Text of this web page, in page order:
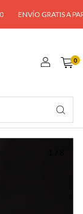
ENVÍO GRATIS A
0